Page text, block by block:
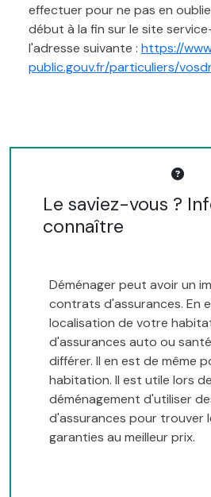
effectuer pour ne pas en
début à la fin sur le site
l'adresse suivante : https://
public.gouv.fr/particuliers/
Le saviez-vous ?
connaître
Déménager peut avoir un
contrats d'assurances. En
localisation de votre
d'assurances auto ou
différer. Il en est de même
habitation. Il est utile lors
déménagement d'utiliser
d'assurances pour trouver
garanties au meilleur prix.